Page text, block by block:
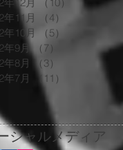
年11月
（4）
年10月
（5）
年9月
（7）
7件の記事
年8月
（3）
年7月
（11）
シャルメディア